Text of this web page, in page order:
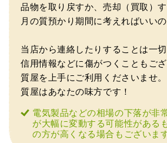
（大阪市東淀川区）出来るだけ安く買
いう不安が最初は有りましたが、面倒
品物を取り戻すか、売却（買取）
月の質預かり期間に考えればいいの
当店から連絡したりすることは一切
信用情報などに傷がつくこともござ
質屋を上手にご利用くださいませ。
質屋はあなたの味方です！
電気製品などの相場の下落が非
が大幅に変動する可能性がある
の方が高くなる場合もございます